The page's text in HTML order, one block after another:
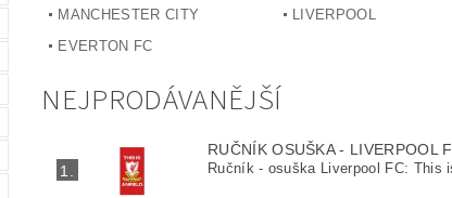
MANCHESTER CITY
LIVERPOOL
EVERTON FC
NEJPRODÁVANĚJŠÍ
1.
RUČNÍK OSUŠKA - LIVERPOOL
Ručník - osuška Liverpool FC: This